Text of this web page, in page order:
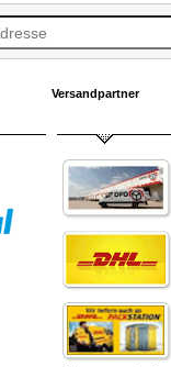
Versandpartner